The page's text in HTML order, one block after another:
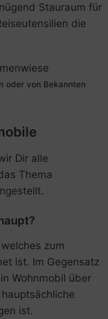
Stauraum für
die
oder von Bekannten
Dir alle
Thema
zum
ist. Im Gegensatz
Wohnmobil über
ist.